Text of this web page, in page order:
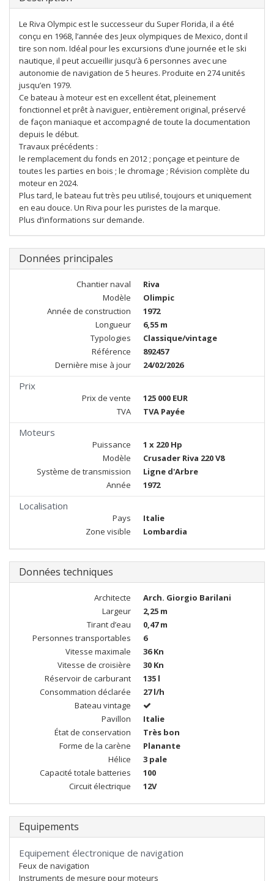
Le Riva Olympic est le successeur du Super Florida, il a été
conçu en 1968, l’année des Jeux olympiques de Mexico, dont il
tire son nom. Idéal pour les excursions d’une journée et le ski
nautique, il peut accueillir jusqu’à 6 personnes avec une
autonomie de navigation de 5 heures. Produite en 274 unités
jusqu’en 1979.
Ce bateau à moteur est en excellent état, pleinement
fonctionnel et prêt à naviguer, entièrement original, préservé
de façon maniaque et accompagné de toute la documentation
depuis le début.
Travaux précédents :
le remplacement du fonds en 2012 ; ponçage et peinture de
toutes les parties en bois ; le chromage ; Révision complète du
moteur en 2024.
Plus tard, le bateau fut très peu utilisé, toujours et uniquement
en eau douce. Un Riva pour les puristes de la marque.
Plus d’informations sur demande.
Données principales
Chantier naval
Riva
Modèle
Olimpic
Année de construction
1972
Longueur
6,55 m
Typologies
Classique/vintage
Référence
892457
Dernière mise à jour
24/02/2026
Prix
Prix de vente
125 000 EUR
TVA
TVA Payée
Moteurs
Puissance
1 x 220 Hp
Modèle
Crusader Riva 220 V8
Système de transmission
Ligne d'Arbre
Année
1972
Localisation
Pays
Italie
Zone visible
Lombardia
Données techniques
Architecte
Arch. Giorgio Barilani
Largeur
2,25 m
Tirant d’eau
0,47 m
Personnes transportables
6
Vitesse maximale
36 Kn
Vitesse de croisière
30 Kn
Réservoir de carburant
135 l
Consommation déclarée
27 l/h
Bateau vintage
Pavillon
Italie
État de conservation
Très bon
Forme de la carène
Planante
Hélice
3 pale
Capacité totale batteries
100
Circuit électrique
12V
Equipements
Equipement électronique de navigation
Feux de navigation
Instruments de mesure pour moteurs